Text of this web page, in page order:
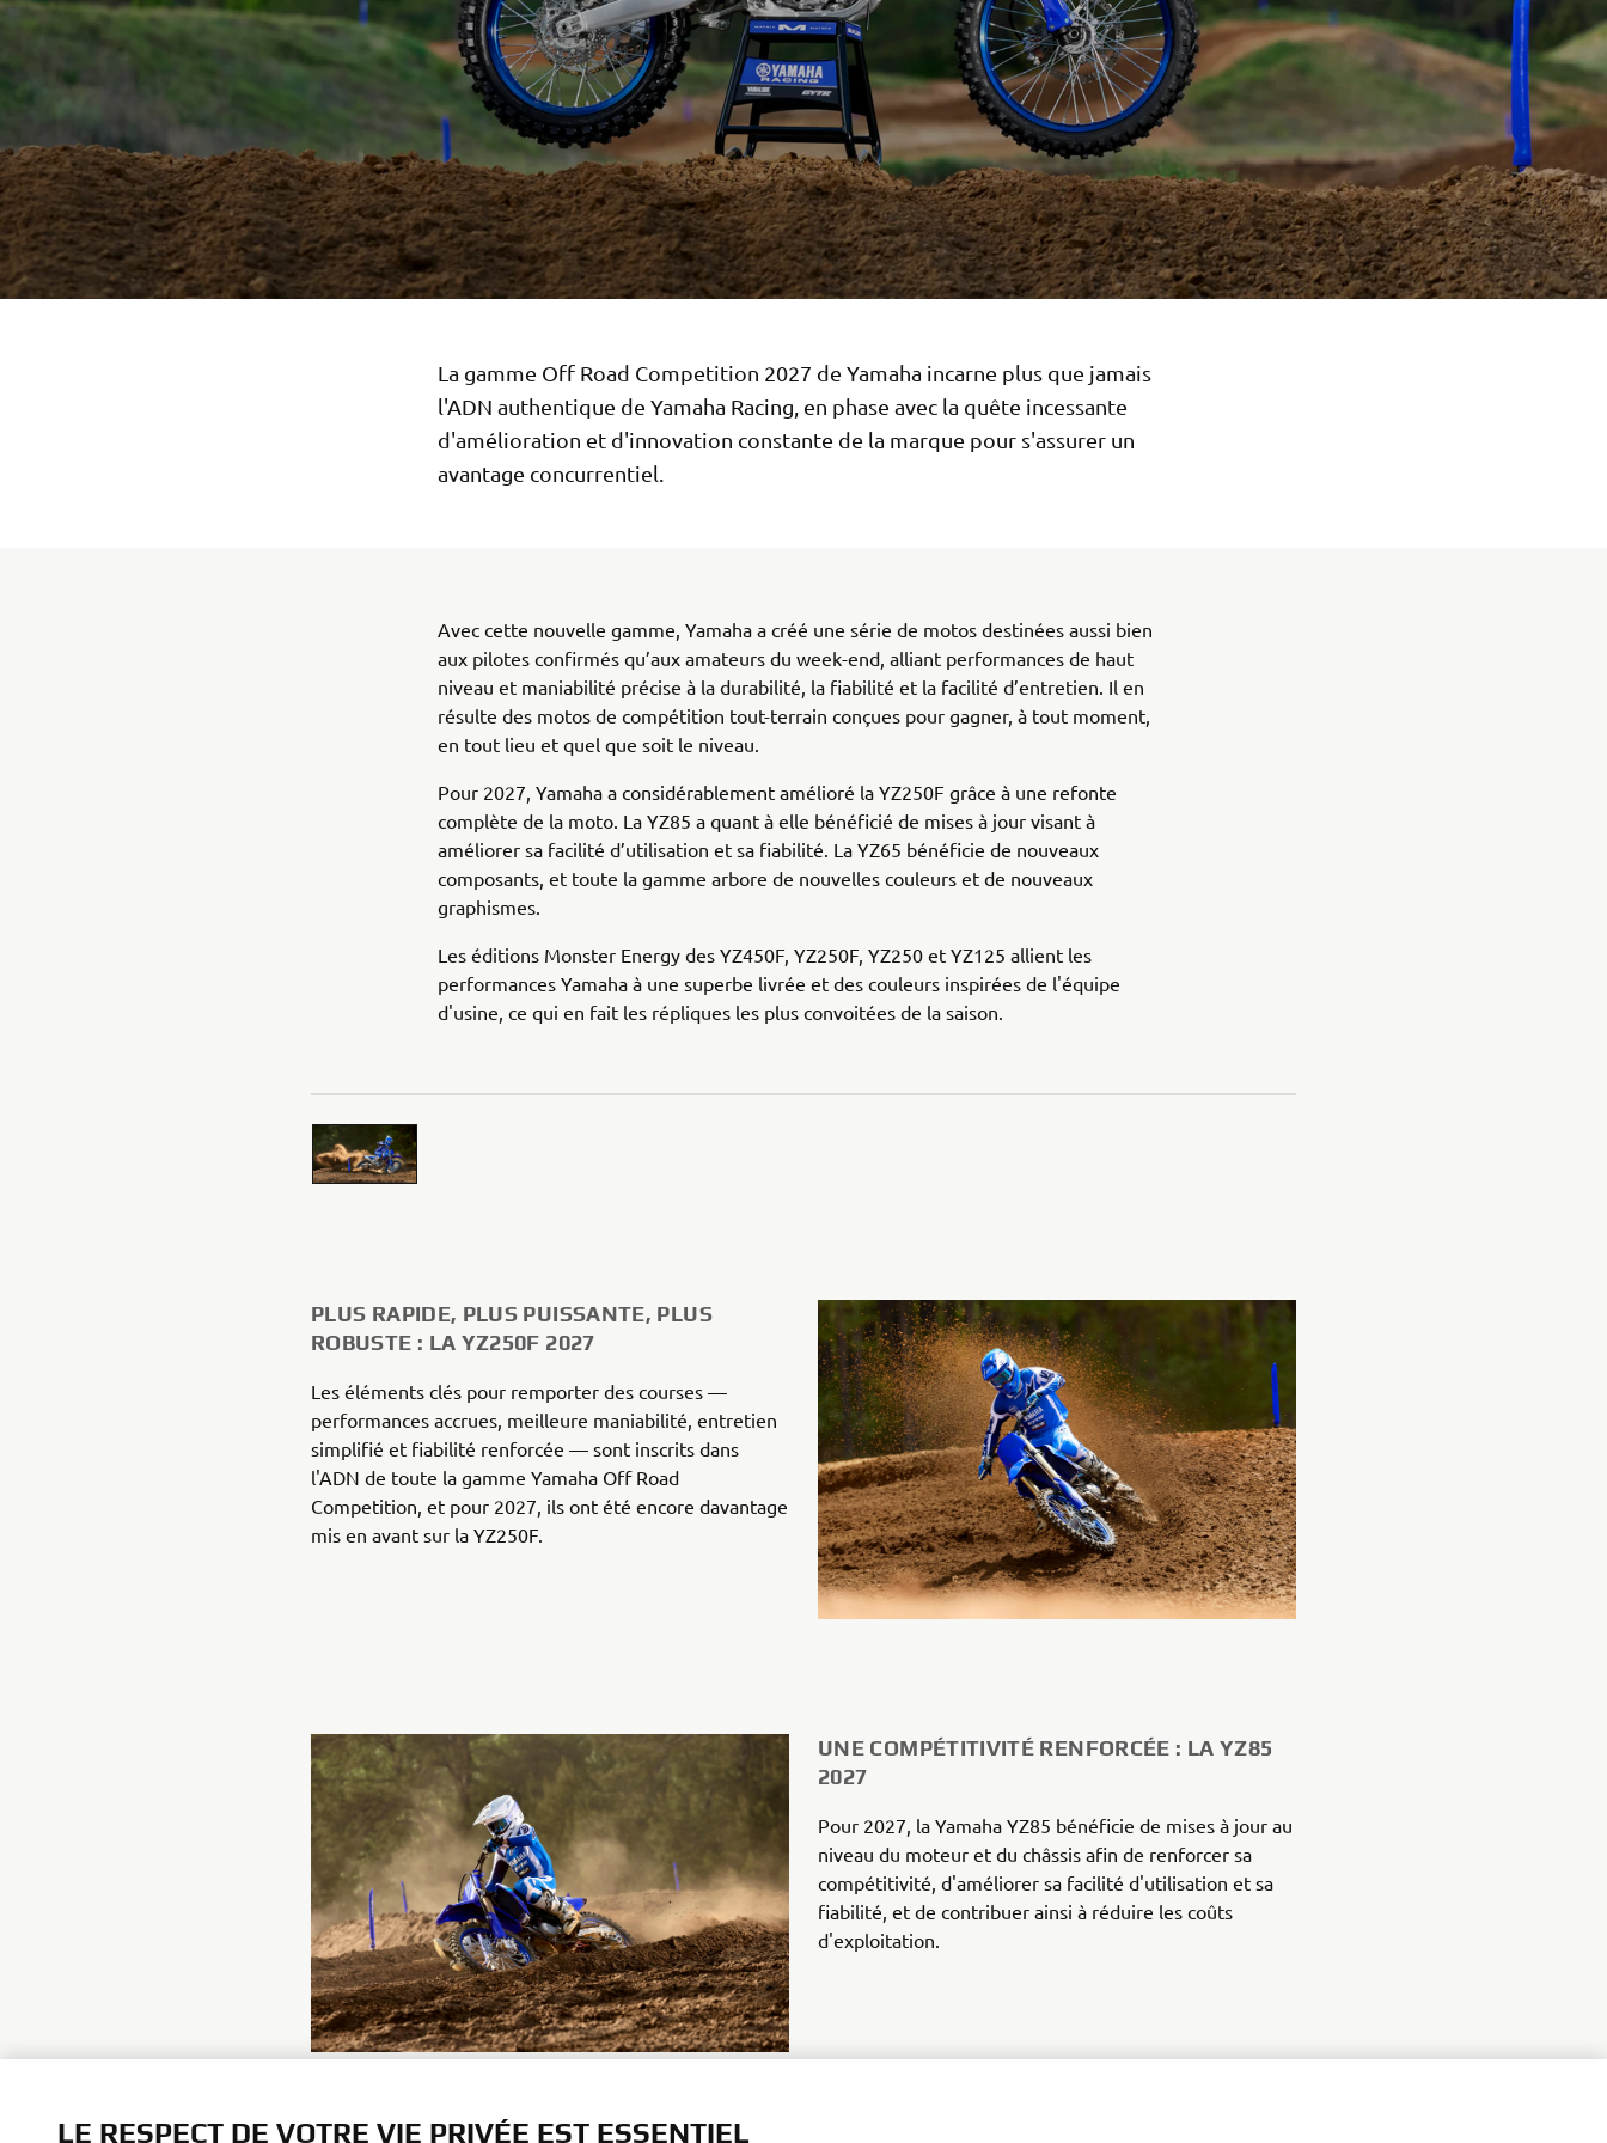
La gamme Off Road Competition 2027 de Yamaha incarne plus que jamais
l'ADN authentique de Yamaha Racing, en phase avec la quête incessante
d'amélioration et d'innovation constante de la marque pour s'assurer un
avantage concurrentiel.
Avec cette nouvelle gamme, Yamaha a créé une série de motos destinées aussi bien
aux pilotes confirmés qu’aux amateurs du week-end, alliant performances de haut
niveau et maniabilité précise à la durabilité, la fiabilité et la facilité d’entretien. Il en
résulte des motos de compétition tout-terrain conçues pour gagner, à tout moment,
en tout lieu et quel que soit le niveau.
Pour 2027, Yamaha a considérablement amélioré la YZ250F grâce à une refonte
complète de la moto. La YZ85 a quant à elle bénéficié de mises à jour visant à
améliorer sa facilité d’utilisation et sa fiabilité. La YZ65 bénéficie de nouveaux
composants, et toute la gamme arbore de nouvelles couleurs et de nouveaux
graphismes.
Les éditions Monster Energy des YZ450F, YZ250F, YZ250 et YZ125 allient les
performances Yamaha à une superbe livrée et des couleurs inspirées de l'équipe
d'usine, ce qui en fait les répliques les plus convoitées de la saison.
PLUS RAPIDE, PLUS PUISSANTE, PLUS
ROBUSTE : LA YZ250F 2027
Les éléments clés pour remporter des courses —
performances accrues, meilleure maniabilité, entretien
simplifié et fiabilité renforcée — sont inscrits dans
l'ADN de toute la gamme Yamaha Off Road
Competition, et pour 2027, ils ont été encore davantage
mis en avant sur la YZ250F.
UNE COMPÉTITIVITÉ RENFORCÉE : LA YZ85
2027
Pour 2027, la Yamaha YZ85 bénéficie de mises à jour au
niveau du moteur et du châssis afin de renforcer sa
compétitivité, d'améliorer sa facilité d'utilisation et sa
fiabilité, et de contribuer ainsi à réduire les coûts
d'exploitation.
LE RESPECT DE VOTRE VIE PRIVÉE EST ESSENTIEL